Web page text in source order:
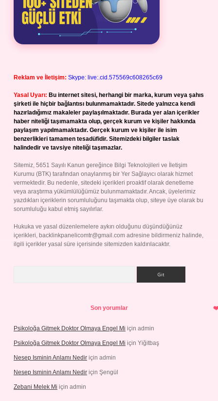
Reklam ve İletişim: Skype: live:.cid.575569c608265c69
Yasal Uyarı: Bu internet sitesi, herhangi bir marka, kurum veya şahıs
şirketi ile hiçbir bağlantısı bulunmamaktadır. Sitede yalnızca kendi
hazırladığımız makaleler paylaşılmaktadır. Burada yer alan içerikler
haber niteliği taşımamakta olup, gerçek kurum ve kişiler hakkında
paylaşım yapılmamaktadır. Gerçek kurum ve kişiler ile isim
benzerlikleri tamamen tesadüfidir. Sitemizdeki bilgiler taslak
halindedir ve tavsiye niteliği taşımazlar.
Sitemiz, 5651 Sayılı Kanun gereğince Bilgi Teknolojileri ve İletişim
Kurumu (BTK) tarafından onaylanmış bir Yer Sağlayıcı olarak hizmet
vermektedir. Bu nedenle, sitedeki içerikleri proaktif olarak denetleme
veya araştırma yükümlülüğümüz bulunmamaktadır. Ancak, üyelerimiz
yazdıkları içeriklerin sorumluluğunu taşımakta olup, siteye üye olarak bu
sorumluluğu kabul etmiş sayılırlar.
Hukuka ve yasal düzenlemelere aykırı olduğunu düşündüğünüz
içerikleri, backlinkpanelicomtr@gmail.com adresine bildirmeniz halinde,
ilgili içerikler yasal süre içerisinde sitemizden kaldırılacaktır.
Son yorumlar
Psikoloğa Gitmek Doktor Olmaya Engel Mi için admin
Psikoloğa Gitmek Doktor Olmaya Engel Mi için Yiğitbaş
Nesep Isminin Anlamı Nedir için admin
Nesep Isminin Anlamı Nedir için Şengül
Zebani Melek Mi için admin